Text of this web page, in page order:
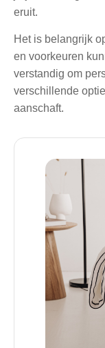
eruit.
Het is belangrijk
en voorkeuren
verstandig om
verschillende
aanschaft.